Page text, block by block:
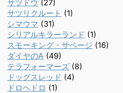
サツドウ (27)
サツリクルート (1)
シマウマ (31)
シリアルキラーランド (1)
スモーキング・サベージ (16)
ダイヤのA (49)
テラフォーマーズ (8)
ドッグスレッド (4)
ドロヘドロ (1)